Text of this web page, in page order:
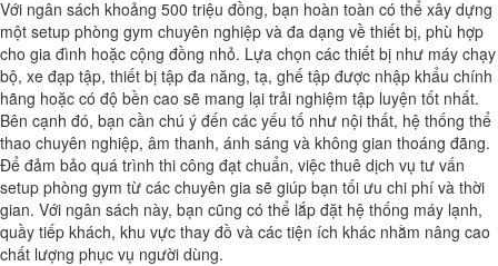
Với ngân sách khoảng 500 triệu đồng, bạn hoàn toàn có thể xây dựng
một setup phòng gym chuyên nghiệp và đa dạng về thiết bị, phù hợp
cho gia đình hoặc cộng đồng nhỏ. Lựa chọn các thiết bị như máy chạy
bộ, xe đạp tập, thiết bị tập đa năng, tạ, ghế tập được nhập khẩu chính
hãng hoặc có độ bền cao sẽ mang lại trải nghiệm tập luyện tốt nhất.
Bên cạnh đó, bạn cần chú ý đến các yếu tố như nội thất, hệ thống thể
thao chuyên nghiệp, âm thanh, ánh sáng và không gian thoáng đãng.
Để đảm bảo quá trình thi công đạt chuẩn, việc thuê dịch vụ tư vấn
setup phòng gym từ các chuyên gia sẽ giúp bạn tối ưu chi phí và thời
gian. Với ngân sách này, bạn cũng có thể lắp đặt hệ thống máy lạnh,
quầy tiếp khách, khu vực thay đồ và các tiện ích khác nhằm nâng cao
chất lượng phục vụ người dùng.